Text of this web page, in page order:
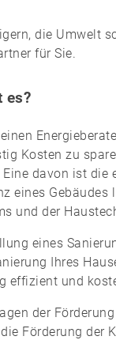
die Umwelt
für Sie.
es?
Kosten zu
davon ist
eines
und der
eines
Ihres
effizient und
der
Förderung der